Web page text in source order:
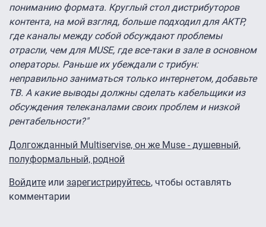
пониманию формата. Круглый стол дистрибуторов
контента, на мой взгляд, больше подходил для АКТР,
где каналы между собой обсуждают проблемы
отрасли, чем для MUSE, где все-таки в зале в основном
операторы. Раньше их убеждали с трибун:
неправильно заниматься только интернетом, добавьте
ТВ. А какие выводы должны сделать кабельщики из
обсуждения телеканалами своих проблем и низкой
рентабельности?"
Долгожданный Multiservise, он же Muse - душевный,
полуформальный, родной
Войдите или зарегистрируйтесь, чтобы оставлять
комментарии